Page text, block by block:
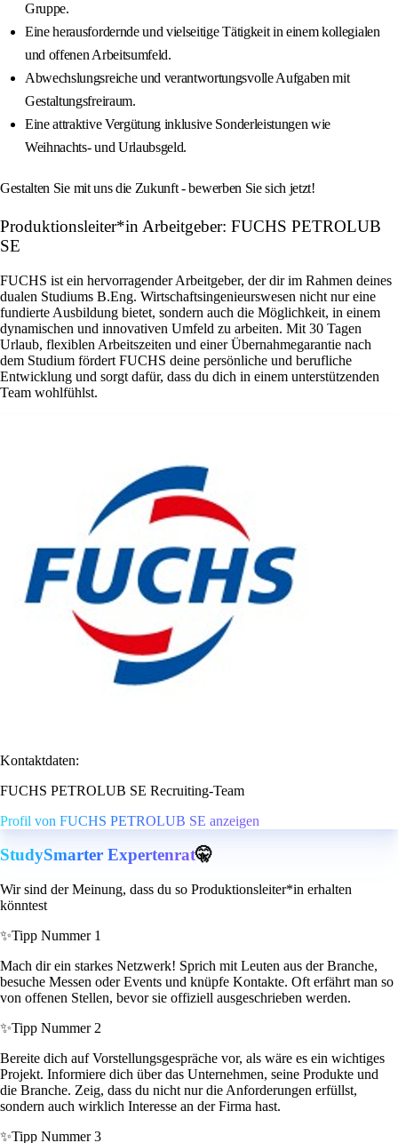
Gruppe.
Eine herausfordernde und vielseitige Tätigkeit in einem kollegialen
und offenen Arbeitsumfeld.
Abwechslungsreiche und verantwortungsvolle Aufgaben mit
Gestaltungsfreiraum.
Eine attraktive Vergütung inklusive Sonderleistungen wie
Weihnachts- und Urlaubsgeld.
Gestalten Sie mit uns die Zukunft - bewerben Sie sich jetzt!
Produktionsleiter*in Arbeitgeber: FUCHS PETROLUB
SE
FUCHS ist ein hervorragender Arbeitgeber, der dir im Rahmen deines
dualen Studiums B.Eng. Wirtschaftsingenieurswesen nicht nur eine
fundierte Ausbildung bietet, sondern auch die Möglichkeit, in einem
dynamischen und innovativen Umfeld zu arbeiten. Mit 30 Tagen
Urlaub, flexiblen Arbeitszeiten und einer Übernahmegarantie nach
dem Studium fördert FUCHS deine persönliche und berufliche
Entwicklung und sorgt dafür, dass du dich in einem unterstützenden
Team wohlfühlst.
Kontaktdaten:
FUCHS PETROLUB SE Recruiting-Team
Profil von FUCHS PETROLUB SE anzeigen
StudySmarter Expertenrat🤫
Wir sind der Meinung, dass du so Produktionsleiter*in erhalten
könntest
✨Tipp Nummer 1
Mach dir ein starkes Netzwerk! Sprich mit Leuten aus der Branche,
besuche Messen oder Events und knüpfe Kontakte. Oft erfährt man so
von offenen Stellen, bevor sie offiziell ausgeschrieben werden.
✨Tipp Nummer 2
Bereite dich auf Vorstellungsgespräche vor, als wäre es ein wichtiges
Projekt. Informiere dich über das Unternehmen, seine Produkte und
die Branche. Zeig, dass du nicht nur die Anforderungen erfüllst,
sondern auch wirklich Interesse an der Firma hast.
✨Tipp Nummer 3